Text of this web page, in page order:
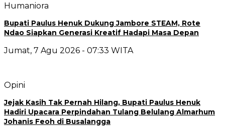
Humaniora
Bupati Paulus Henuk Dukung Jambore STEAM, Rote
Ndao Siapkan Generasi Kreatif Hadapi Masa Depan
Jumat, 7 Agu 2026 - 07:33 WITA
Opini
Jejak Kasih Tak Pernah Hilang, Bupati Paulus Henuk
Hadiri Upacara Perpindahan Tulang Belulang Almarhum
Johanis Feoh di Busalangga